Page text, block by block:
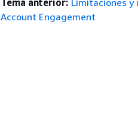
Account Engagement